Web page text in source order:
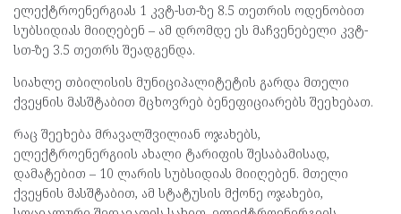
ელექტროენერგიას 1 კვტ-სთ-ზე 8.5 თეთრის ოდენობით
სუბსიდიას მიიღებენ – ამ დრომდე ეს მაჩვენებელი კვტ-
სთ-ზე 3.5 თეთრს შეადგენდა.
სიახლე თბილისის მუნიციპალიტეტის გარდა მთელი
ქვეყნის მასშტაბით მცხოვრებ ბენეფიციარებს შეეხებათ.
რაც შეეხება მრავალშვილიან ოჯახებს,
ელექტროენერგიის ახალი ტარიფის შესაბამისად,
დამატებით – 10 ლარის სუბსიდიას მიიღებენ. მთელი
ქვეყნის მასშტაბით, ამ სტატუსის მქონე ოჯახები,